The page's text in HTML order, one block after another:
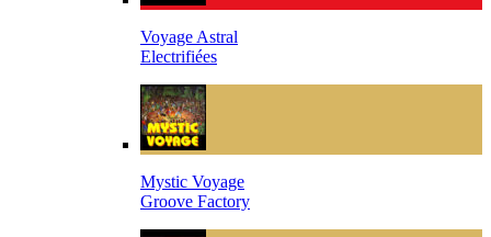
Voyage Astral
Electrifiées
Mystic Voyage
Groove Factory